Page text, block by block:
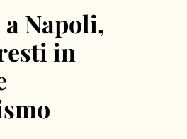
Napoli,
in